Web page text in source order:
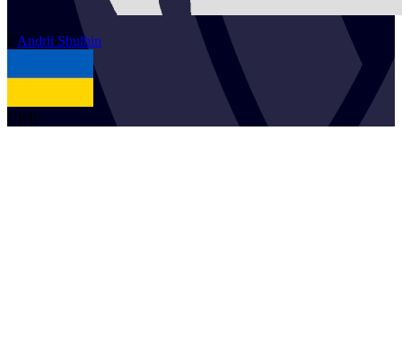
2 Andrii Shulhin
UKR